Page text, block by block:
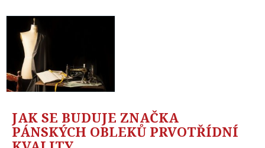
JAK SE BUDUJE ZNAČKA
PÁNSKÝCH OBLEKŮ PRVOTŘÍDNÍ